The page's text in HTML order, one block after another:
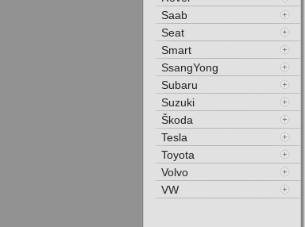
Saab
Seat
Smart
SsangYong
Subaru
Suzuki
Škoda
Tesla
Toyota
Volvo
VW